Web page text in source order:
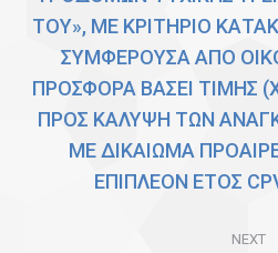
ΤΟΥ», ΜΕ ΚΡΙΤΗΡΙΟ
ΣΥΜΦΕΡΟΥΣΑ ΑΠΟ
ΠΡΟΣΦΟΡΑ ΒΑΣΕΙ ΤΙΜΗΣ
ΠΡΟΣ ΚΑΛΥΨΗ ΤΩΝ
ΜΕ ΔΙΚΑΙΩΜΑ
ΕΠΙΠΛΕΟΝ ΕΤΟΣ
NEXT